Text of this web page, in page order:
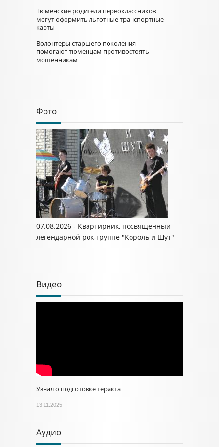
Тюменские родители первоклассников
могут оформить льготные транспортные
карты
Волонтеры старшего поколения
помогают тюменцам противостоять
мошенникам
Фото
07.08.2026 - Квартирник, посвященный
легендарной рок-группе "Король и Шут"
Видео
Узнал о подготовке теракта
13.11.2025
Аудио